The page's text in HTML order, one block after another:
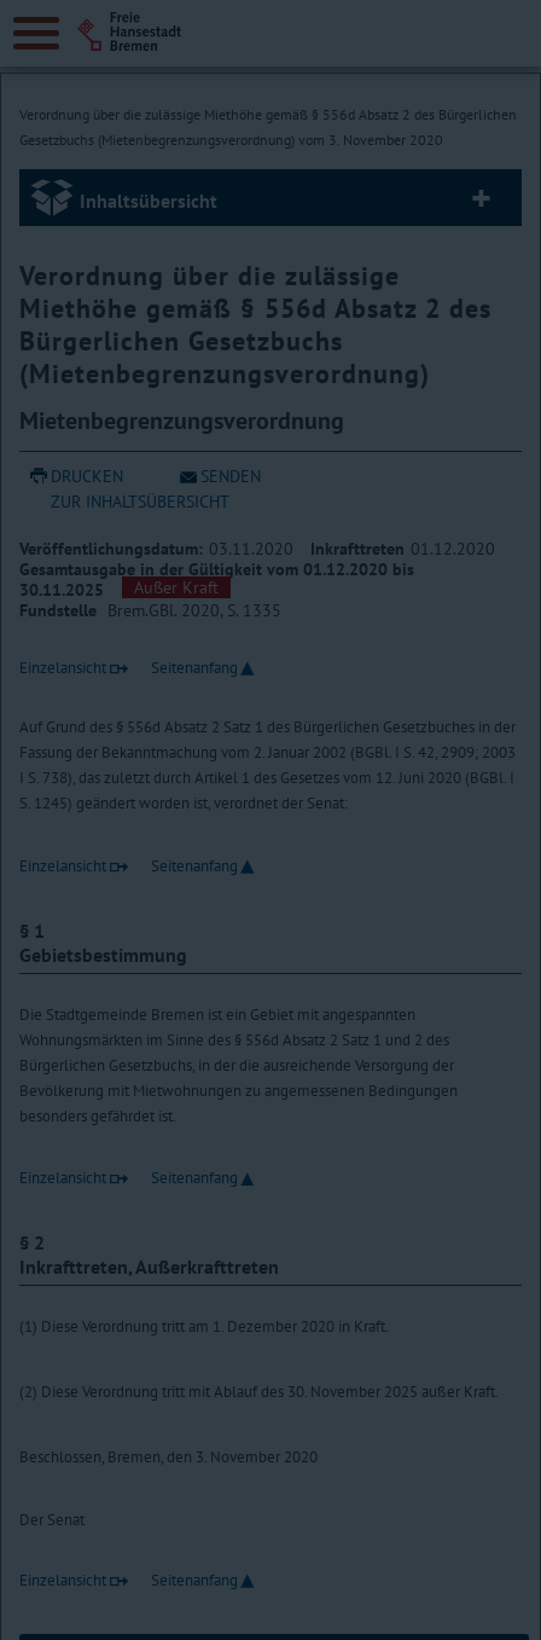
Verordnung über die zulässige Miethöhe gemäß § 556d Absatz 2 des Bürgerlichen
Gesetzbuchs (Mietenbegrenzungsverordnung) vom 3. November 2020
Inhaltsübersicht
Verordnung über die zulässige
Miethöhe gemäß § 556d Absatz 2 des
Bürgerlichen Gesetzbuchs
(Mietenbegrenzungsverordnung)
Mietenbegrenzungsverordnung
DRUCKEN
SENDEN
ZUR INHALTSÜBERSICHT
Veröffentlichungsdatum: 03.11.2020 Inkrafttreten 01.12.2020
Gesamtausgabe in der Gültigkeit vom 01.12.2020 bis
30.11.2025
Außer Kraft
Fundstelle
Brem.GBl. 2020, S. 1335
Einzelansicht Seitenanfang
Auf Grund des § 556d Absatz 2 Satz 1 des Bürgerlichen Gesetzbuches in der
Fassung der Bekanntmachung vom 2. Januar 2002 (BGBl. I S. 42, 2909; 2003
I S. 738), das zuletzt durch Artikel 1 des Gesetzes vom 12. Juni 2020 (BGBl. I
S. 1245) geändert worden ist, verordnet der Senat:
Einzelansicht Seitenanfang
§ 1
Gebietsbestimmung
Die Stadtgemeinde Bremen ist ein Gebiet mit angespannten
Wohnungsmärkten im Sinne des § 556d Absatz 2 Satz 1 und 2 des
Bürgerlichen Gesetzbuchs, in der die ausreichende Versorgung der
Bevölkerung mit Mietwohnungen zu angemessenen Bedingungen
besonders gefährdet ist.
Einzelansicht Seitenanfang
§ 2
Inkrafttreten, Außerkrafttreten
(1) Diese Verordnung tritt am 1. Dezember 2020 in Kraft.
(2) Diese Verordnung tritt mit Ablauf des 30. November 2025 außer Kraft.
Beschlossen, Bremen, den 3. November 2020
Der Senat
Einzelansicht Seitenanfang